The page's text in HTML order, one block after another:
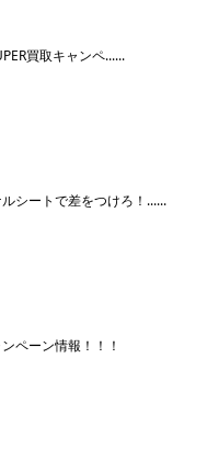
買取キャンペ......
シートで差をつけろ！......
ペーン情報！！！